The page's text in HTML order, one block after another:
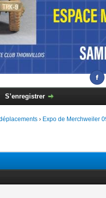
S’enregistrer
› Expo de Merchweiler